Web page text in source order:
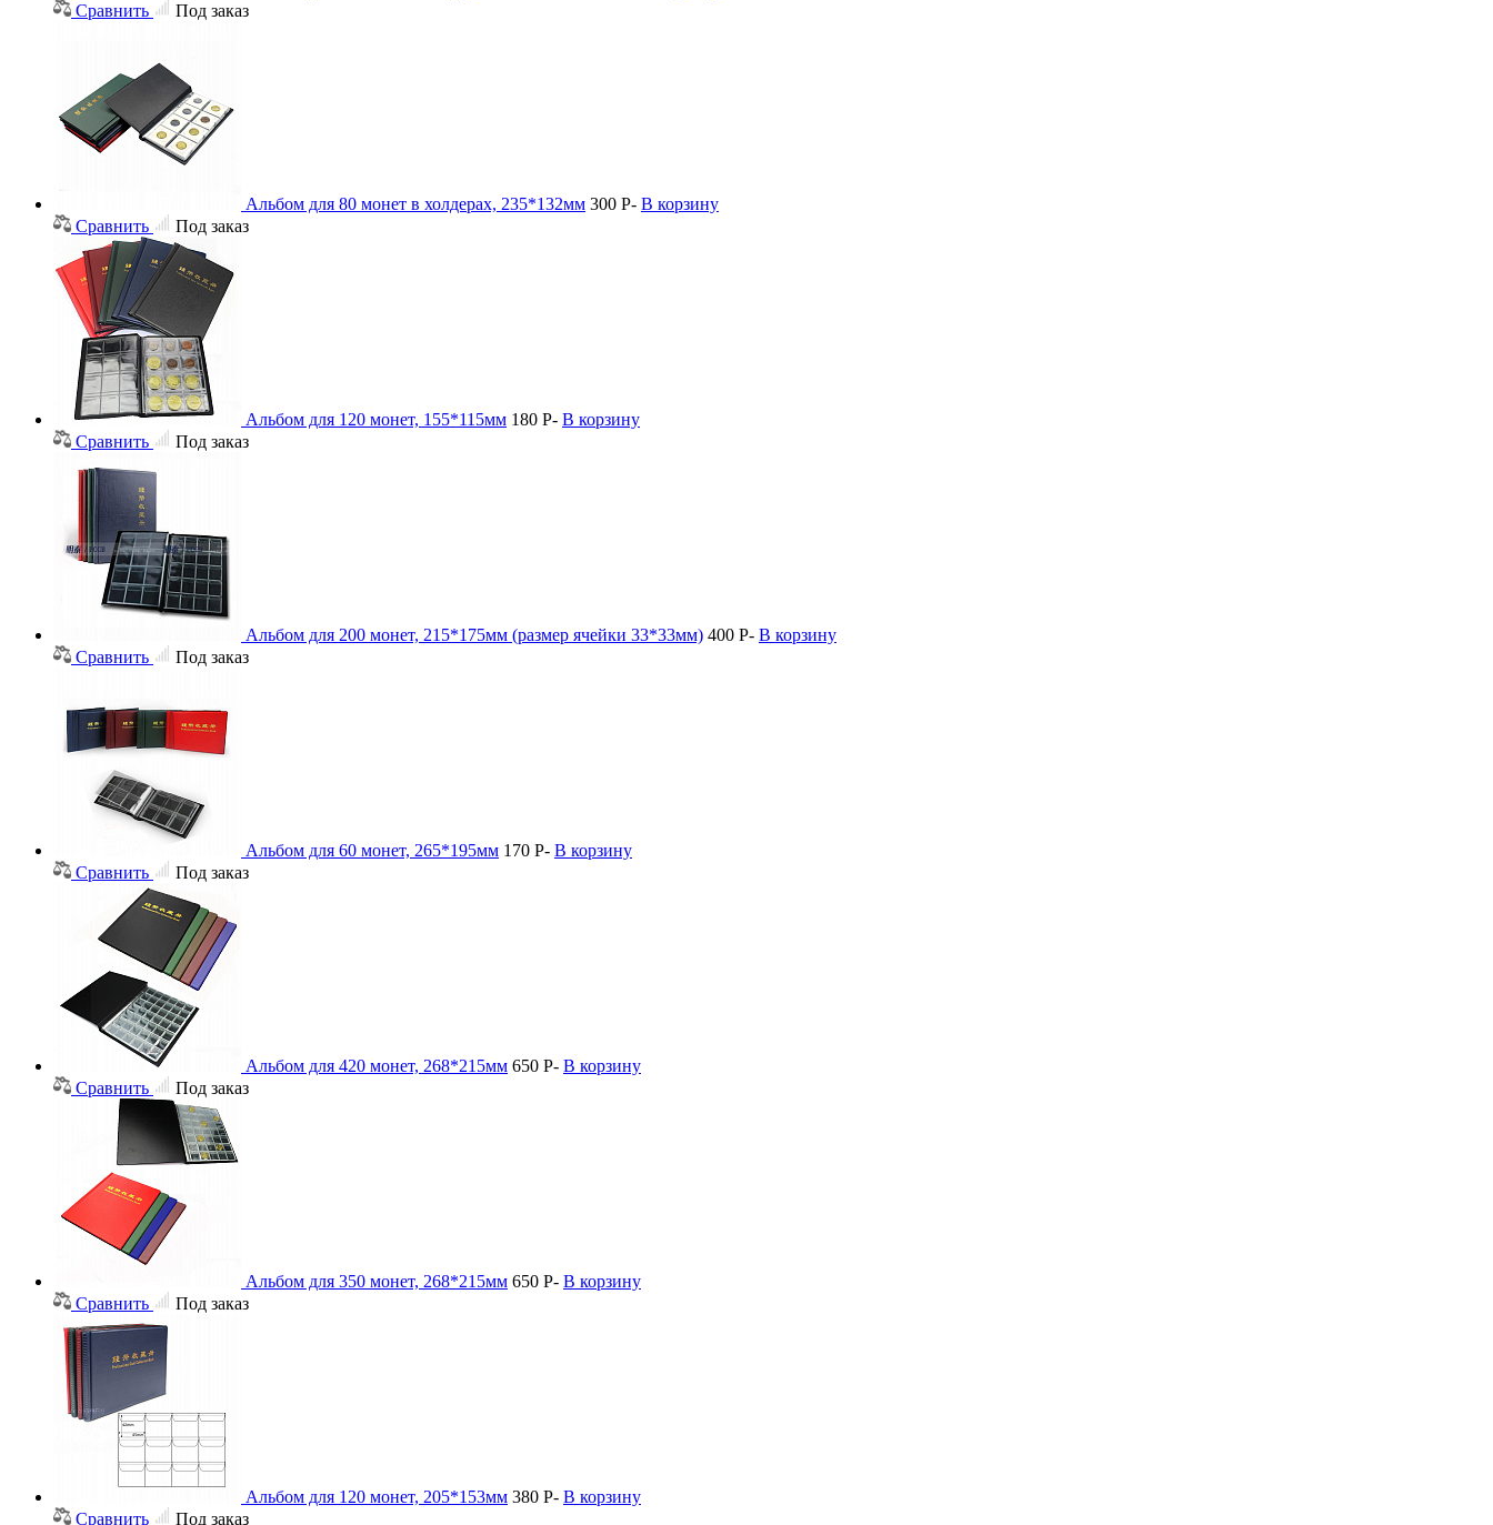
Сравнить
Под заказ
Альбом для 80 монет в холдерах, 235*132мм 300 Р- В корзину
Сравнить
Под заказ
Альбом для 120 монет, 155*115мм 180 Р- В корзину
Сравнить
Под заказ
Альбом для 200 монет, 215*175мм (размер ячейки 33*33мм) 400 Р- В корзину
Сравнить
Под заказ
Альбом для 60 монет, 265*195мм 170 Р- В корзину
Сравнить
Под заказ
Альбом для 420 монет, 268*215мм 650 Р- В корзину
Сравнить
Под заказ
Альбом для 350 монет, 268*215мм 650 Р- В корзину
Сравнить
Под заказ
Альбом для 120 монет, 205*153мм 380 Р- В корзину
Сравнить
Под заказ